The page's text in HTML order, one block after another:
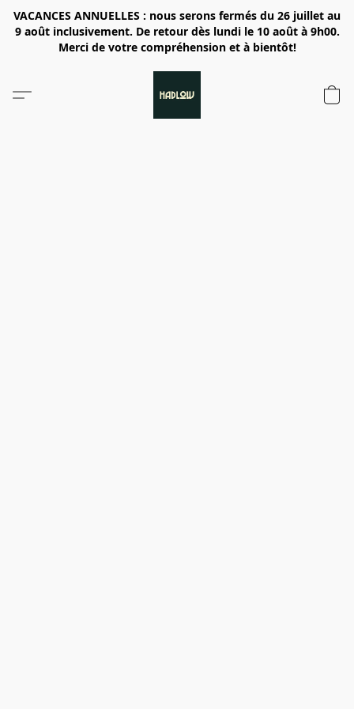
VACANCES ANNUELLES : nous serons fermés du 26 juillet au
9 août inclusivement. De retour dès lundi le 10 août à 9h00.
Merci de votre compréhension et à bientôt!